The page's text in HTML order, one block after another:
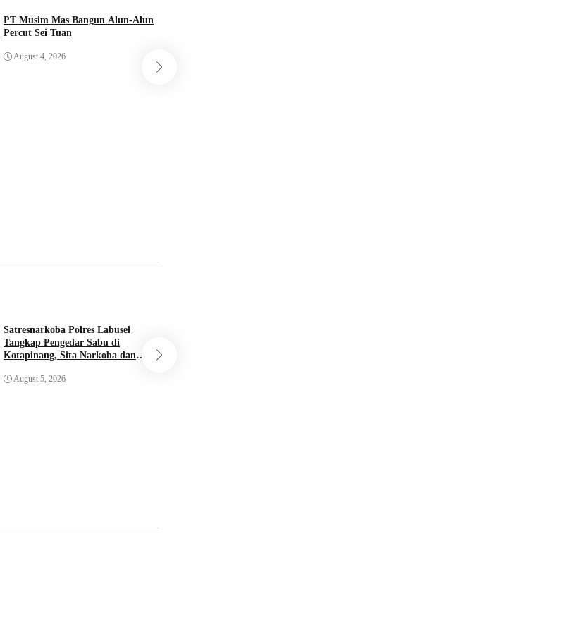
PT Musim Mas Bangun Alun-Alun
Percut Sei Tuan
August 4, 2026
Satresnarkoba Polres Labusel
Tangkap Pengedar Sabu di
Kotapinang, Sita Narkoba dan
August 5, 2026